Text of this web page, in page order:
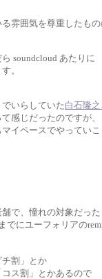
雰囲気を尊重したもの
soundcloud あたりに
。
いらしていた白石隆
感じだったのですが、
イペースでやっていこ
で、憧れの対象だっ
でにユーフォリアの
割」とか
ス割」とかあるので